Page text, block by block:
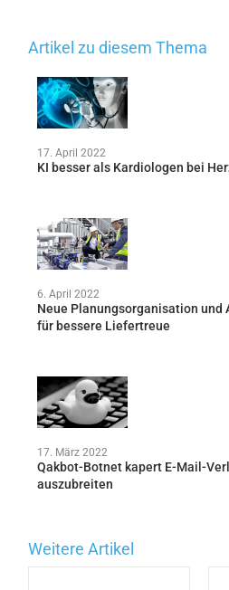
Artikel zu diesem Thema
17. April 2022
KI besser als Kardiologen bei
6. April 2022
Neue Planungsorganisation und
für bessere Liefertreue
17. März 2022
Qakbot-Botnet kapert E-Mail-
auszubreiten
Weitere Artikel